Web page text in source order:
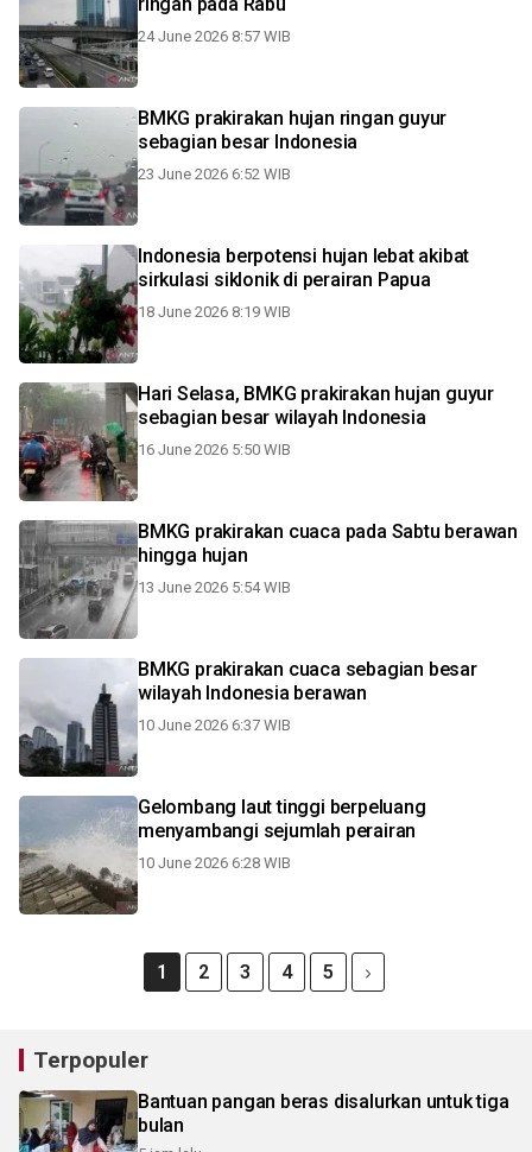
24 June 2026 8:57 WIB
BMKG prakirakan hujan ringan guyur
sebagian besar Indonesia
23 June 2026 6:52 WIB
Indonesia berpotensi hujan lebat akibat
sirkulasi siklonik di perairan Papua
18 June 2026 8:19 WIB
Hari Selasa, BMKG prakirakan hujan guyur
sebagian besar wilayah Indonesia
16 June 2026 5:50 WIB
BMKG prakirakan cuaca pada Sabtu berawan
hingga hujan
13 June 2026 5:54 WIB
BMKG prakirakan cuaca sebagian besar
wilayah Indonesia berawan
10 June 2026 6:37 WIB
Gelombang laut tinggi berpeluang
menyambangi sejumlah perairan
10 June 2026 6:28 WIB
1 2 3 4 5
Terpopuler
Bantuan pangan beras disalurkan untuk tiga
bulan